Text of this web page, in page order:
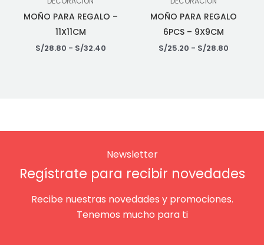
MOÑO PARA REGALO –
11X11CM
S/28.80 - S/32.40
MOÑO PARA REGALO
6PCS – 9X9CM
S/25.20 - S/28.80
Newsletter
Regístrate para recibir novedades
Recibe nuestras novedades y promociones.
Tenemos mucho para ti